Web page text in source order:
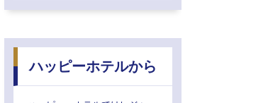
ハッピーホテルから